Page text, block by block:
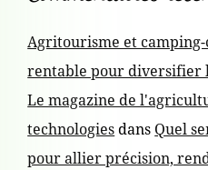
Agritourisme et
rentable pour diversifier
Le magazine de
technologiesdans Quel
pour allier précision,